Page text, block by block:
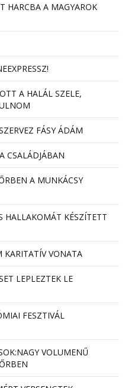
HARCBA A MAGYAROK
A HALÁL SZELE,
FÁSY ÁDÁM
CSALÁDJÁBAN
A MUNKÁCSY
HALLAKOMÁT KÉSZÍTETT
KARITATÍV VONATA
LEPLEZTEK LE
FESZTIVÁL
VOLUMENŰ